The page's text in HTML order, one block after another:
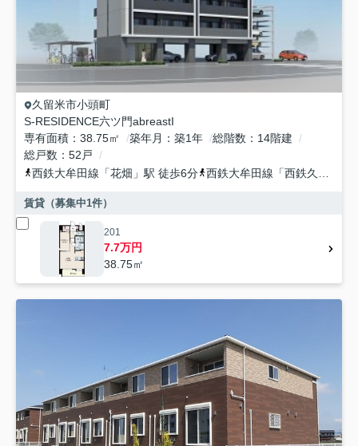
久留米市小頭町
S-RESIDENCE六ツ門abreastI
専有面積
38.75㎡ 築年月 築1年 総階数
14階建
総戸数
52戸
西鉄大牟田線 「花畑 」駅 徒歩6分 西鉄大牟田線 「西鉄久留米
賃貸（募集中1件）
201
7.7万円
38.75㎡